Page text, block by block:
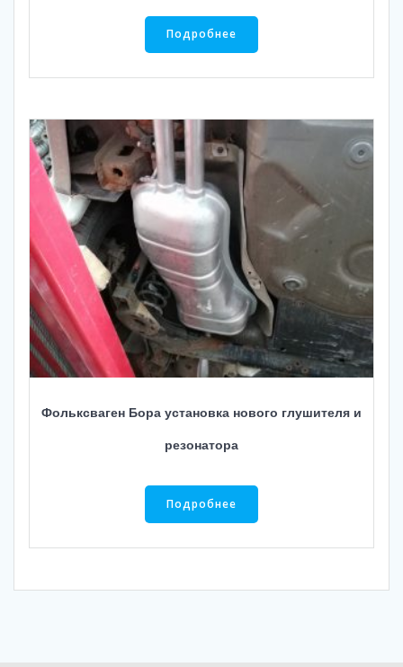
Подробнее
Фольксваген Бора установка нового глушителя и
резонатора
Подробнее